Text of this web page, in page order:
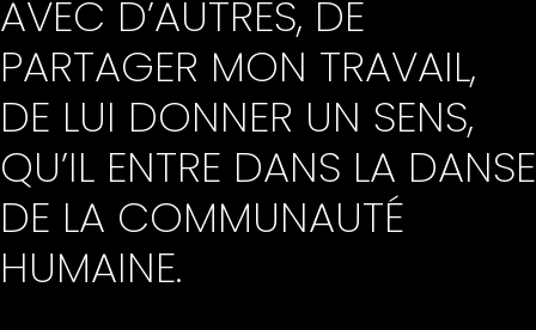
AVEC D’AUTRES, DE
PARTAGER MON TRAVAIL,
DE LUI DONNER UN SENS,
QU’IL ENTRE DANS LA DANSE
DE LA COMMUNAUTÉ
HUMAINE.